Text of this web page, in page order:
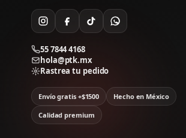
55 7844 4168
hola@ptk.mx
Rastrea tu pedido
Envío gratis +$1500 Hecho en México
Calidad premium